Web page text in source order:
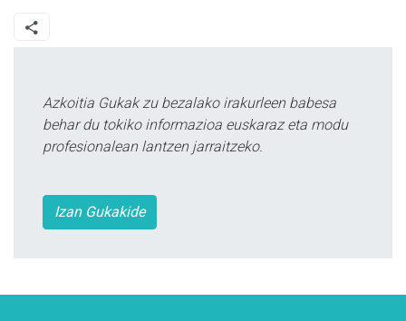
Azkoitia Gukak zu bezalako irakurleen babesa
behar du tokiko informazioa euskaraz eta modu
profesionalean lantzen jarraitzeko.
Izan Gukakide